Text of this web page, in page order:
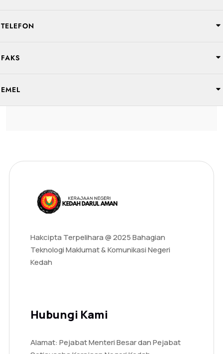
TELEFON
FAKS
EMEL
Hakcipta Terpelihara @ 2025 Bahagian
Teknologi Maklumat & Komunikasi Negeri
Kedah
Hubungi Kami
Alamat: Pejabat Menteri Besar dan Pejabat